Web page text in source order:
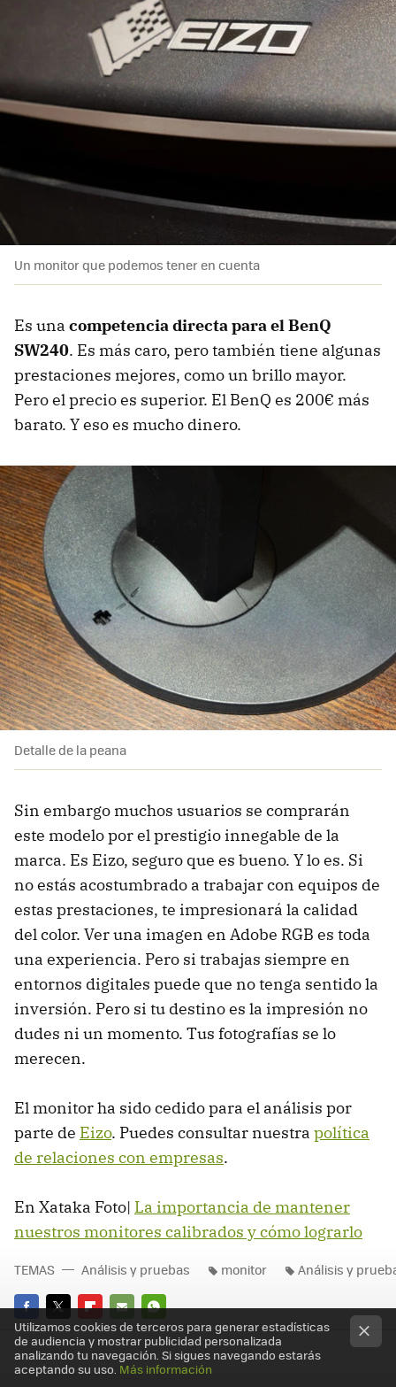
Un monitor que podemos tener en cuenta
Es una competencia directa para el BenQ
SW240. Es más caro, pero también tiene algunas
prestaciones mejores, como un brillo mayor.
Pero el precio es superior. El BenQ es 200€ más
barato. Y eso es mucho dinero.
Detalle de la peana
Sin embargo muchos usuarios se comprarán
este modelo por el prestigio innegable de la
marca. Es Eizo, seguro que es bueno. Y lo es. Si
no estás acostumbrado a trabajar con equipos de
estas prestaciones, te impresionará la calidad
del color. Ver una imagen en Adobe RGB es toda
una experiencia. Pero si trabajas siempre en
entornos digitales puede que no tenga sentido la
inversión. Pero si tu destino es la impresión no
dudes ni un momento. Tus fotografías se lo
merecen.
El monitor ha sido cedido para el análisis por
parte de Eizo. Puedes consultar nuestra política
de relaciones con empresas.
En Xataka Foto| La importancia de mantener
nuestros monitores calibrados y cómo lograrlo
FACEBOOKTWITTERFLIPBOARD
E-
MAIL
WHATSAPP
TEMAS Análisis y pruebas monitor Análisis y
Utilizamos cookies de terceros para generar estadísticas
de audiencia y mostrar publicidad personalizada
analizando tu navegación. Si sigues navegando estarás
aceptando su uso. Más información